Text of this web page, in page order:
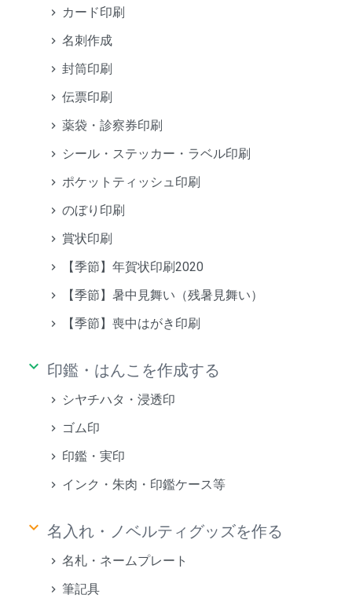
カード印刷
名刺作成
封筒印刷
伝票印刷
薬袋・診察券印刷
シール・ステッカー・ラベル印刷
ポケットティッシュ印刷
のぼり印刷
賞状印刷
【季節】年賀状印刷2020
【季節】暑中見舞い（残暑見舞い）
【季節】喪中はがき印刷
keyboard_arrow_down 印鑑・はんこを作成する
シヤチハタ・浸透印
ゴム印
印鑑・実印
インク・朱肉・印鑑ケース等
keyboard_arrow_down 名入れ・ノベルティグッズを作る
名札・ネームプレート
筆記具